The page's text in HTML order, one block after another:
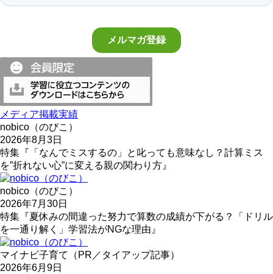
メディア掲載実績
nobico（のびこ）
2026年8月3日
特集『「なんでミスするの」と叱っても意味なし？計算ミス
を”折れない心”に変える親の関わり方』
nobico（のびこ）
2026年7月30日
特集『夏休みの間違った努力で算数の成績が下がる？「ドリル
を一通り解く」学習法がNGな理由』
マイナビ子育て（PR／タイアップ記事）
2026年6月9日